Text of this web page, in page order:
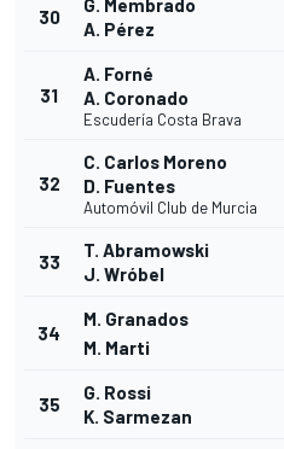
30
G. Membrado
A. Pérez
31
A. Forné
A. Coronado
Escudería Costa Brava
32
C. Carlos Moreno
D. Fuentes
Automóvil Club de Murcia
33
T. Abramowski
J. Wróbel
34
M. Granados
M. Marti
35
G. Rossi
K. Sarmezan